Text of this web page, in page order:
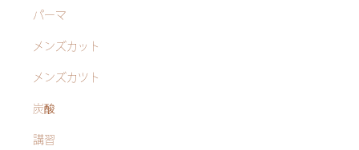
パーマ
メンズカット
メンズカツト
炭酸
講習